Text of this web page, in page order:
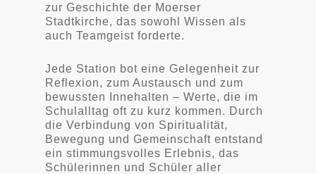
zur Geschichte der Moerser
Stadtkirche, das sowohl Wissen als
auch Teamgeist forderte.
Jede Station bot eine Gelegenheit zur
Reflexion, zum Austausch und zum
bewussten Innehalten – Werte, die im
Schulalltag oft zu kurz kommen. Durch
die Verbindung von Spiritualität,
Bewegung und Gemeinschaft entstand
ein stimmungsvolles Erlebnis, das
Schülerinnen und Schüler aller